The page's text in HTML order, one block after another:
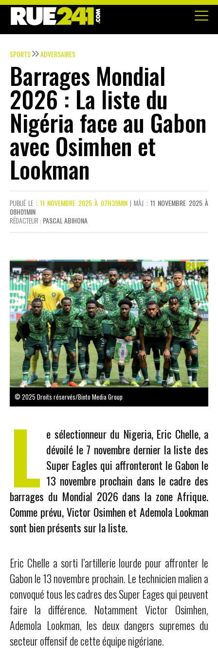
SPORTS ADVERSAIRES
Barrages Mondial
2026 : La liste du
Nigéria face au Gabon
avec Osimhen et
Lookman
PUBLIÉ LE :11 NOVEMBRE 2025 À 07H39MIN| MÀJ : 11 NOVEMBRE 2025 À
08H01MIN
RÉDACTEUR : PASCAL ABIHONA
© 2025 Droits réservés/Binto Media Group
L e sélectionneur du Nigeria, Eric Chelle, a
dévoilé le 7 novembre dernier la liste des
Super Eagles qui affronteront le Gabon le
13 novembre prochain dans le cadre des
barrages du Mondial 2026 dans la zone Afrique.
Comme prévu, Victor Osimhen et Ademola Lookman
sont bien présents sur la liste.
Eric Chelle a sorti l’artillerie lourde pour affronter le
Gabon le 13 novembre prochain. Le technicien malien a
convoqué tous les cadres des Super Eages qui peuvent
faire la différence. Notamment Victor Osimhen,
Ademola Lookman, les deux dangers supremes du
secteur offensif de cette équipe nigériane.